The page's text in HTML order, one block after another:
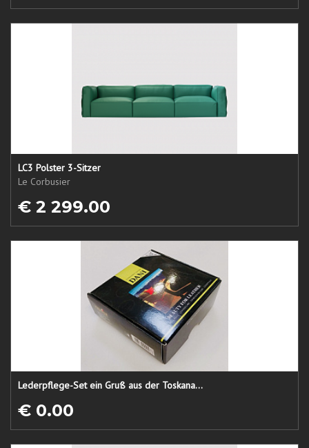
LC3 Polster 3-Sitzer
Le Corbusier
€ 2 299.00
Lederpflege-Set ein Gruß aus der Toskana...
€ 0.00